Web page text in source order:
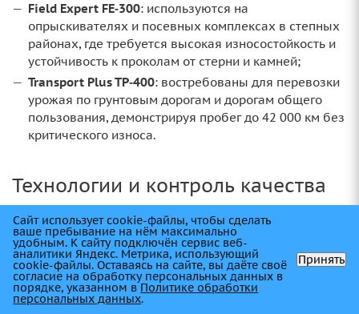
Field Expert FE‑300: используются на
опрыскивателях и посевных комплексах в степных
районах, где требуется высокая износостойкость и
устойчивость к проколам от стерни и камней;
Transport Plus TP‑400: востребованы для перевозки
урожая по грунтовым дорогам и дорогам общего
пользования, демонстрируя пробег до 42 000 км без
критического износа.
Технологии и контроль качества
Инновации в производстве:
использование кремнезёма (силики) и
нанокомпозитных добавок для повышения
износостойкости;
Сайт использует cookie-файлы, чтобы сделать
ваше пребывание на нём максимально
удобным. К cайту подключён сервис веб-
аналитики Яндекс. Метрика, использующий
cookie-файлы. Оставаясь на сайте, вы даёте своё
согласие на обработку персональных данных в
порядке, указанном вПолитике обработки
персональных данных.
Принять